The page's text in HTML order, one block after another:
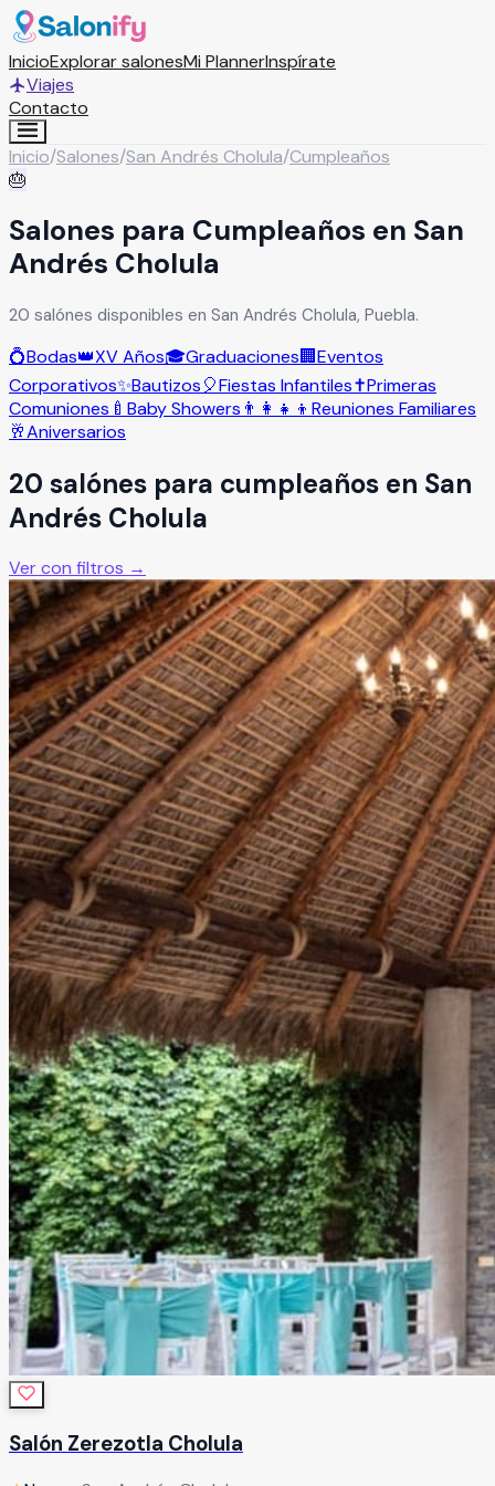
InicioExplorar salonesMi PlannerInspírate
Viajes
Contacto
Inicio/Salones/San Andrés Cholula/Cumpleaños
🎂
Salones para Cumpleaños en San
Andrés Cholula
20 salónes disponibles en San Andrés Cholula, Puebla.
💍Bodas👑XV Años🎓Graduaciones🏢Eventos
Corporativos✨Bautizos🎈Fiestas Infantiles✝️Primeras
Comuniones 🍼 Baby Showers 👨‍👩‍👧‍👦 Reuniones Familiares
🥂Aniversarios
20 salónes para cumpleaños en San
Andrés Cholula
Ver con filtros →
Salón Zerezotla Cholula